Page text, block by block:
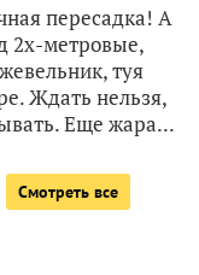
пересадка! А
2х-метровые,
туя
Ждать нельзя,
Еще жара...
Смотреть все